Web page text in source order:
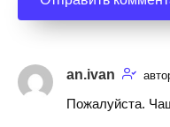
an.ivan
Пожалуйста.